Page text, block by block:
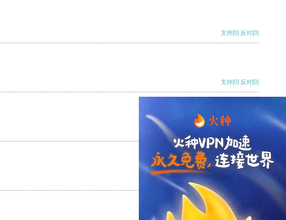
支持[0] 反对[0]
支持[0] 反对[0]
反对